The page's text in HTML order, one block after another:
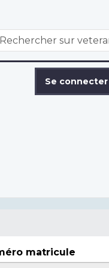
WxT
Se connecter
matricule